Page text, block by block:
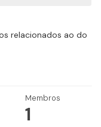
relacionados ao do
Membros
1